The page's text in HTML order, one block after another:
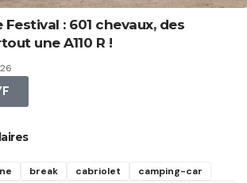
: 601 chevaux, des
une A110 R !
break cabriolet
camping-car